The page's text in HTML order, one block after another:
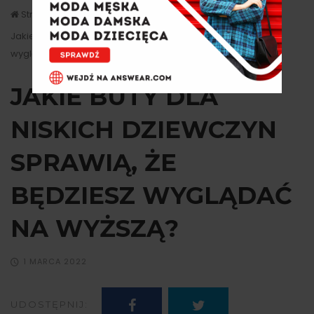
Strona główna
Stylizacje
Jakie buty dla niskich dziewczyn sprawią, że będziesz
wyglądać na wyższą?
JAKIE BUTY DLA
NISKICH DZIEWCZYN
SPRAWIĄ, ŻE
BĘDZIESZ WYGLĄDAĆ
NA WYŻSZĄ?
1 MARCA 2022
UDOSTĘPNIJ: